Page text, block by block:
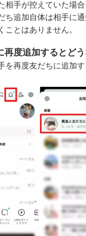
相手が控えていた場
ち追加自体は相手に
とはありません。
度追加するとどう
再度友だちに追加す